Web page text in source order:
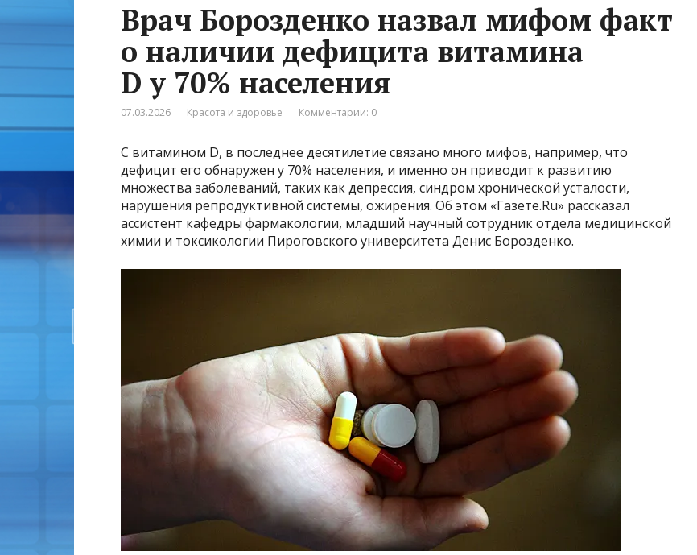
Врач Борозденко назвал мифом факт
о наличии дефицита витамина
D у 70% населения
07.03.2026 Красота и здоровье Комментарии: 0
С витамином D, в последнее десятилетие связано много мифов, например, что
дефицит его обнаружен у 70% населения, и именно он приводит к развитию
множества заболеваний, таких как депрессия, синдром хронической усталости,
нарушения репродуктивной системы, ожирения. Об этом «Газете.Ru» рассказал
ассистент кафедры фармакологии, младший научный сотрудник отдела медицинской
химии и токсикологии Пироговского университета Денис Борозденко.